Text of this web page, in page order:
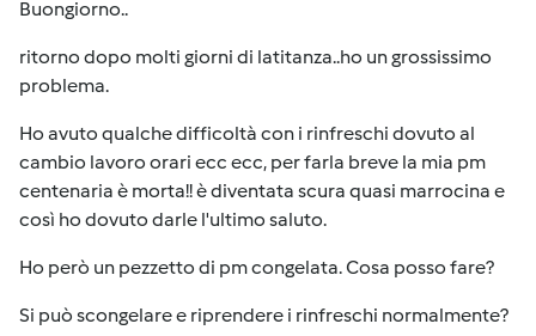
Buongiorno..
ritorno dopo molti giorni di latitanza..ho un grossissimo
problema.
Ho avuto qualche difficoltà con i rinfreschi dovuto al
cambio lavoro orari ecc ecc, per farla breve la mia pm
centenaria è morta!! è diventata scura quasi marrocina e
così ho dovuto darle l'ultimo saluto.
Ho però un pezzetto di pm congelata. Cosa posso fare?
Si può scongelare e riprendere i rinfreschi normalmente?